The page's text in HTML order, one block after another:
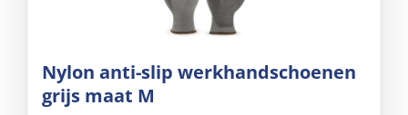
Nylon anti-slip werkhandschoenen
grijs maat M